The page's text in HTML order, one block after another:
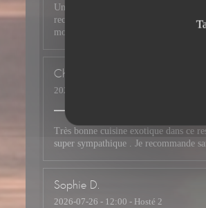
Un accueil avec le sourire et une belle
recommandé, où le goût, la qualité
moment.
Christian
2026-07-26
Très bonne cuisine exotique dans ce
super sympathique . Je recommande
Sophie D
2026-07-26 - 12:00 - Hosté 2